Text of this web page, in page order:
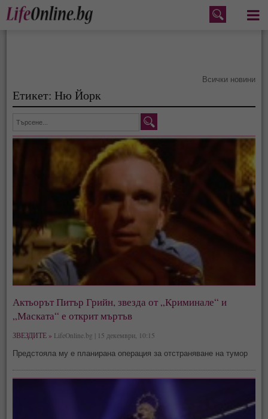
Меню
Всички новини
Етикет: Ню Йорк
Актьорът Питър Грийн, звезда от „Криминале“ и
„Маската“ е открит мъртъв
ЗВЕЗДИТЕ » LifeOnline.bg | 15 декември, 10:15
Предстояла му е планирана операция за отстраняване на тумор